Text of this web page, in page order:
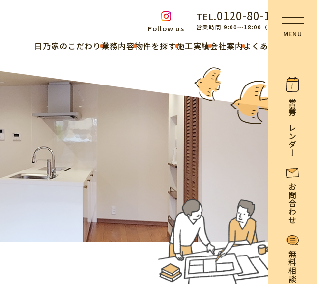
Follow us
TEL.0120-80-1118
営業時間 9:00～18:00（不定休）
⽇乃家のこだわり業務内容物件を探す施工実績会社案内よくある質問
営業カレンダー
お問合わせ
無料相談